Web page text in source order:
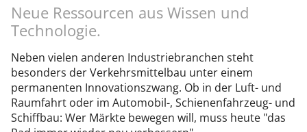
Neue Ressourcen aus Wissen und
Technologie.
Neben vielen anderen Industriebranchen steht
besonders der Verkehrsmittelbau unter einem
permanenten Innovationszwang. Ob in der Luft- und
Raumfahrt oder im Automobil-, Schienenfahrzeug- und
Schiffbau: Wer Märkte bewegen will, muss heute "das